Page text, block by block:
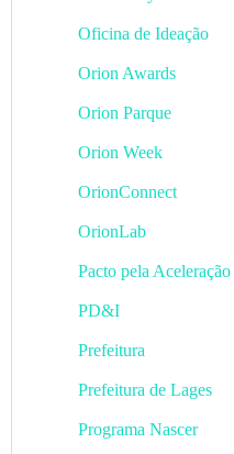
Oficina de Ideação
Orion Awards
Orion Parque
Orion Week
OrionConnect
OrionLab
Pacto pela
PD&I
Prefeitura
Prefeitura de Lages
Programa Nascer